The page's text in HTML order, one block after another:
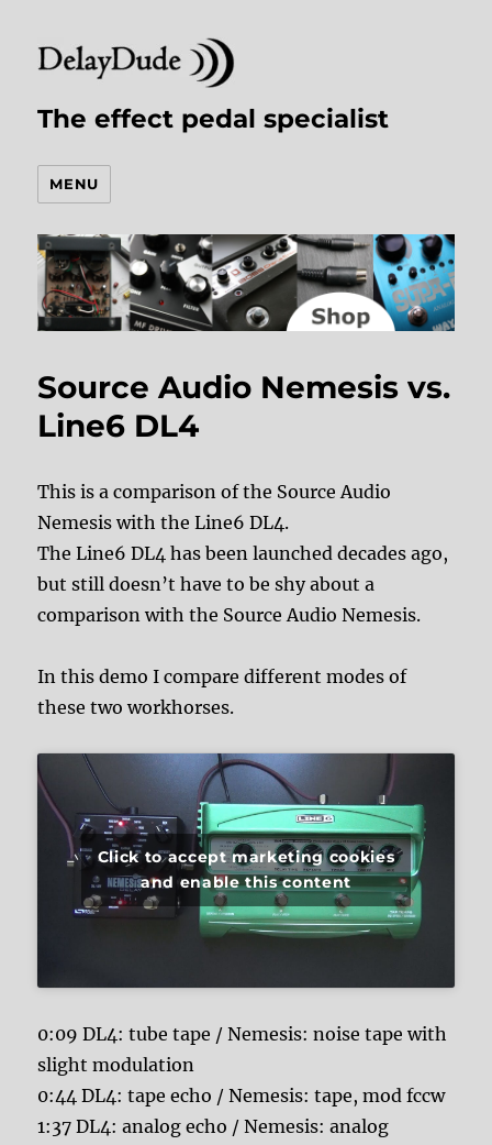
The effect pedal specialist
MENU
Source Audio Nemesis vs.
Line6 DL4
This is a comparison of the Source Audio
Nemesis with the Line6 DL4.
The Line6 DL4 has been launched decades ago,
but still doesn’t have to be shy about a
comparison with the Source Audio Nemesis.
In this demo I compare different modes of
these two workhorses.
Click to accept marketing cookies
and enable this content
0:09 DL4: tube tape / Nemesis: noise tape with
slight modulation
0:44 DL4: tape echo / Nemesis: tape, mod fccw
1:37 DL4: analog echo / Nemesis: analog